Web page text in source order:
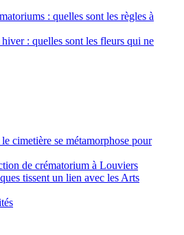
: quelles sont les règles à
: quelles sont les fleurs qui ne
cimetière se métamorphose pour
de crématorium à Louviers
tissent un lien avec les Arts